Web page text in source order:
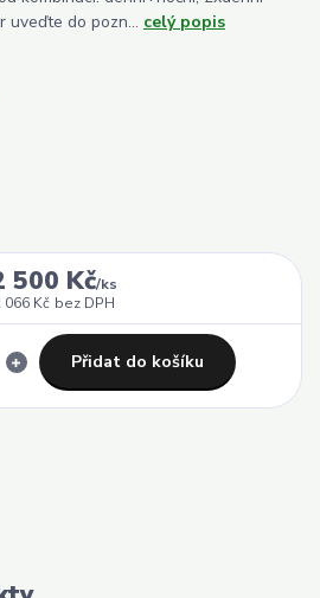
uveďte do pozn... celý popis
500 Kč/ks
066 Kč bez DPH
Přidat do košíku